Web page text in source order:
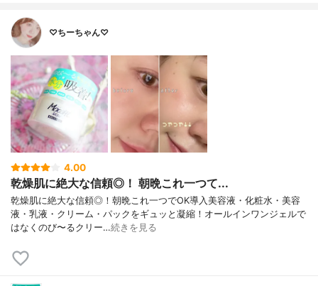
♡ちーちゃん♡
4.00
乾燥肌に絶大な信頼◎！ 朝晩これ一つて...
乾燥肌に絶大な信頼◎！朝晩これ一つでOK導入美容液・化粧水・美容
液・乳液・クリーム・パックをギュッと凝縮！オールインワンジェルで
はなくのび〜るクリー…続きを見る